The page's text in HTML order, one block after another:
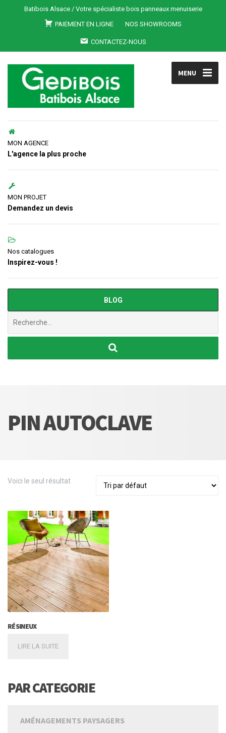
Batibois Alsace / Votre spécialiste bois panneaux menuiserie
PAIEMENT EN LIGNE
NOS SHOWROOMS
CONTACTEZ-NOUS
MENU
MON AGENCE
L'agence la plus proche
MON PROJET
Demandez un devis
Nos catalogues
Inspirez-vous !
BLOG
PIN AUTOCLAVE
Voici le seul résultat
RÉSINEUX
LIRE LA SUITE
PAR CATEGORIE
AMÉNAGEMENTS PAYSAGERS